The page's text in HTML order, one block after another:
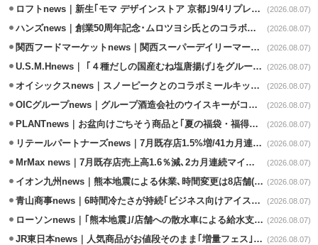
ロフトnews｜新生｢モマ デザインストア 京都｣9/4リプレイスオープン (2026.08.07)
ハンズnews｜創業50周年記念･ムロツヨシ氏とのコラボ企画｢ムロハンズ｣開催 (2026.08.07)
関西フードマーケットnews｜関西スーパーデイリーマート蒲生店8/7改装 (2026.08.07)
U.S.M.Hnews｜ ｢４種だしの国産むね塩唐揚げ｣をグループ610店で共同販促 (2026.08.07)
オイシックスnews｜スノーピークとのコラボミールキット8/13発売 (2026.08.07)
OICグループnews｜グループ酒造会社のウイスキーがコンペティション受賞 (2026.08.07)
PLANTnews｜お盆向けごちそう商品と｢夏の福袋・福得カート｣8/8から開催 (2026.08.07)
リテールパートナーズnews｜7月既存店1.5%増/41カ月連続増 (2026.08.07)
MrMax news｜7月既存店売上高1.6％減､2カ月連続マイナス (2026.08.07)
イオン九州news｜熊本地震による休業､時間変更は8店舗(8/7時点) (2026.08.07)
青山商事news｜6時間冷たさが持続｢ビジネス向けアイスベスト｣発売 (2026.08.07)
ローソンnews｜｢熊本地震｣/店舗への散水車による給水支援を開始 (2026.08.07)
JR東日本news｜人気商品がお値段そのまま｢増量フェス｣8/18から開催 (2026.08.07)